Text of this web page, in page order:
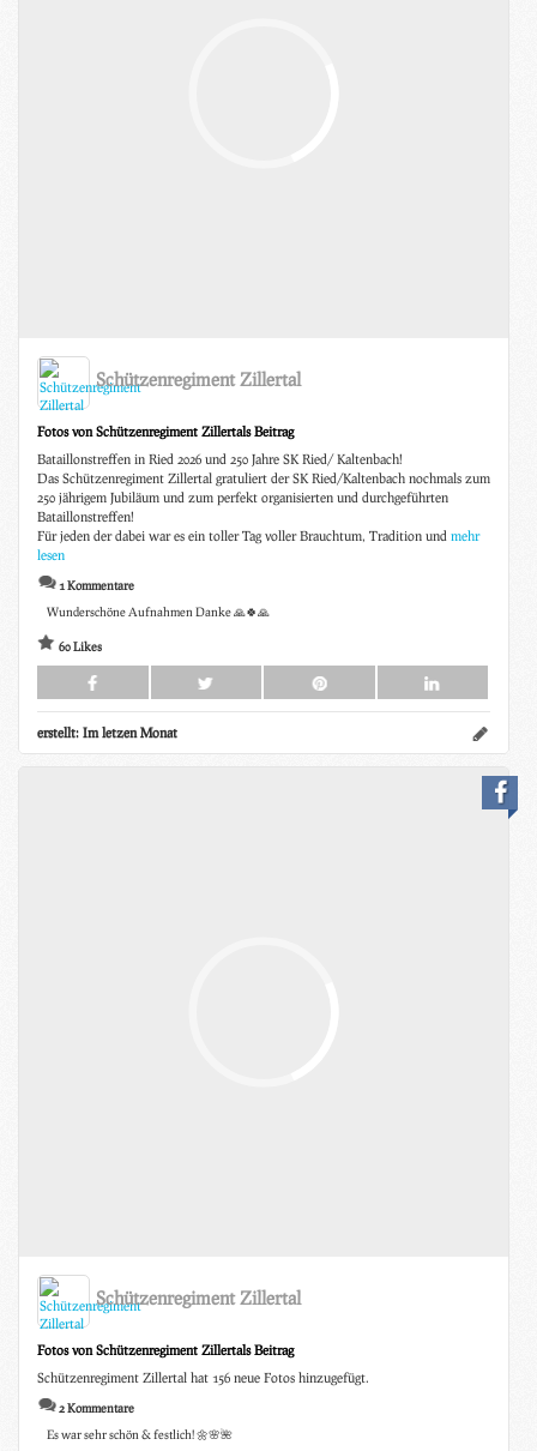
Schützenregiment Zillertal
Fotos von Schützenregiment Zillertals Beitrag
Bataillonstreffen in Ried 2026 und 250 Jahre SK Ried/ Kaltenbach!
Das Schützenregiment Zillertal gratuliert der SK Ried/Kaltenbach nochmals zum
250 jährigem Jubiläum und zum perfekt organisierten und durchgeführten
Bataillonstreffen!
Für jeden der dabei war es ein toller Tag voller Brauchtum, Tradition und mehr
lesen
1 Kommentare
Wunderschöne Aufnahmen Danke 🙏🍀🙏
60 Likes
erstellt: Im letzen Monat
Schützenregiment Zillertal
Fotos von Schützenregiment Zillertals Beitrag
Schützenregiment Zillertal hat 156 neue Fotos hinzugefügt.
2 Kommentare
Es war sehr schön & festlich! 🌼🌸🌺